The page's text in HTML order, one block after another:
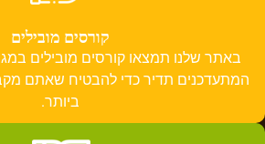
קורסים מובילים
באתר שלנו תמצאו קורסים מובילים
המתעדכנים תדיר כדי להבטיח שאתם
ביותר.